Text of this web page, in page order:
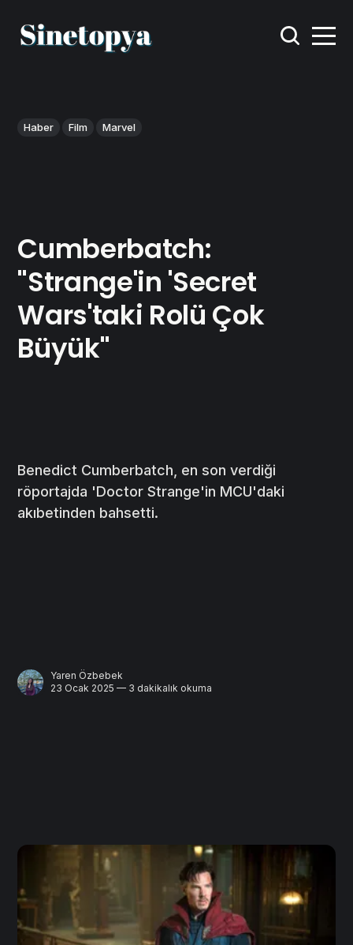
Haber Film Marvel
Cumberbatch:
"Strange'in 'Secret
Wars'taki Rolü Çok
Büyük"
Benedict Cumberbatch, en son verdiği
röportajda 'Doctor Strange'in MCU'daki
akıbetinden bahsetti.
Yaren Özbebek
23 Ocak 2025 — 3 dakikalık okuma